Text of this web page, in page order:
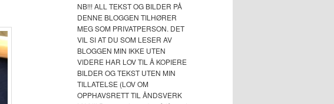
NB!!! ALL TEKST OG BILDER PÅ
DENNE BLOGGEN TILHØRER
MEG SOM PRIVATPERSON. DET
VIL SI AT DU SOM LESER AV
BLOGGEN MIN IKKE UTEN
VIDERE HAR LOV TIL Å KOPIERE
BILDER OG TEKST UTEN MIN
TILLATELSE (LOV OM
OPPHAVSRETT TIL ÅNDSVERK